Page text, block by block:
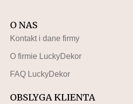
O NAS
Kontakt i dane firmy
O firmie LuckyDekor
FAQ LuckyDekor
OBSLYGA KLIENTA